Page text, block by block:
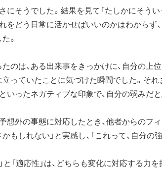
にそうでした。結果を見て「たしかにそう
をどう日常に活かせばいいのかはわからず
。
のは、ある出来事をきっかけに、自分の上位
っていたことに気づけた瞬間でした。それ
いったネガティブな印象で、自分の弱みだ
想外の事態に対応したとき、他者からのフ
もしれない」と実感し、「これって、自分の
と「適応性」は、どちらも変化に対応する力